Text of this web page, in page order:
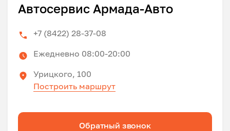
Автосервис Армада-Авто
+7 (8422) 28-37-08
Ежедневно 08:00-20:00
Урицкого, 100
Построить маршрут
Обратный звонок